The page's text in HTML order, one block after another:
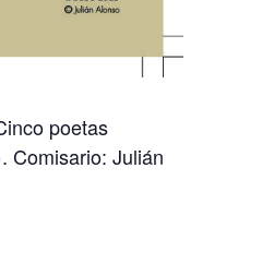
poetas
Comisario: Julián